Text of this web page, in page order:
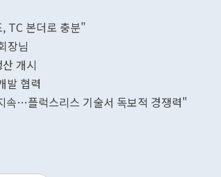
TC 본더로 충분"
장님
개시
발 협력
속…플럭스리스 기술서 독보적 경쟁력"